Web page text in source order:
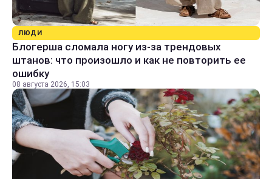
ЛЮДИ
Блогерша сломала ногу из-за трендовых
штанов: что произошло и как не повторить ее
ошибку
08 августа 2026, 15:03